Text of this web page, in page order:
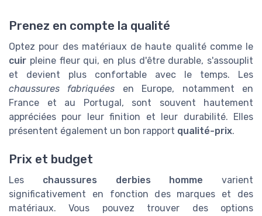
Prenez en compte la qualité
Optez pour des matériaux de haute qualité comme le
cuir pleine fleur qui, en plus d'être durable, s'assouplit
et devient plus confortable avec le temps. Les
chaussures fabriquées en Europe, notamment en
France et au Portugal, sont souvent hautement
appréciées pour leur finition et leur durabilité. Elles
présentent également un bon rapport qualité-prix.
Prix et budget
Les chaussures derbies homme varient
significativement en fonction des marques et des
matériaux. Vous pouvez trouver des options